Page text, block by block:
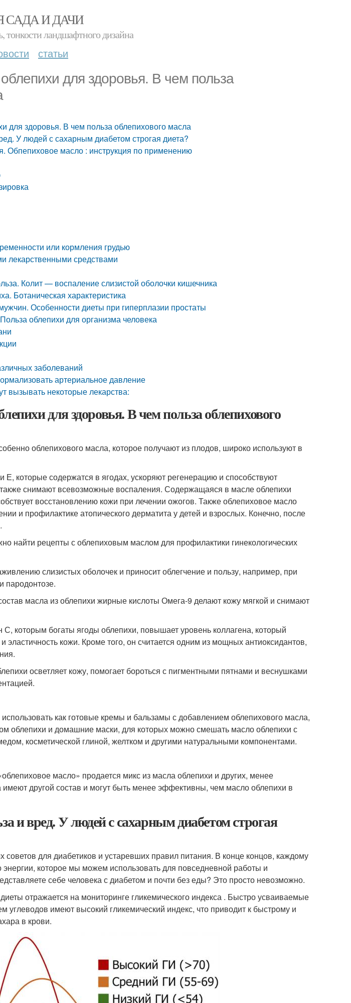
САДА И ДАЧИ
тонкости ландшафтного дизайна
статьи
для здоровья. В чем польза
для здоровья. В чем польза облепихового масла
У людей с сахарным диабетом строгая диета?
Обпепиховое масло : инструкция по применению
или кормления грудью
лекарственными средствами
Колит — воспаление слизистой оболочки кишечника
Ботаническая характеристика
Особенности диеты при гиперплазии простаты
облепихи для организма человека
заболеваний
артериальное давление
вызывать некоторые лекарства:
для здоровья. В чем польза облепихового
облепихового масла, которое получают из плодов, широко используют в
которые содержатся в ягодах, ускоряют регенерацию и способствуют
снимают всевозможные воспаления. Содержащаяся в масле облепихи
восстановлению кожи при лечении ожогов. Также облепиховое масло
и профилактике атопического дерматита у детей и взрослых. Конечно, после
найти рецепты с облепиховым маслом для профилактики гинекологических
слизистых оболочек и приносит облегчение и пользу, например, при
пародонтозе.
масла из облепихи жирные кислоты Омега-9 делают кожу мягкой и снимают
которым богаты ягоды облепихи, повышает уровень коллагена, который
и эластичность кожи. Кроме того, он считается одним из мощных антиоксидантов,
осветляет кожу, помогает бороться с пигментными пятнами и веснушками
как готовые кремы и бальзамы с добавлением облепихового масла,
облепихи и домашние маски, для которых можно смешать масло облепихи с
косметической глиной, желтком и другими натуральными компонентами.
масло» продается микс из масла облепихи и других, менее
имеют другой состав и могут быть менее эффективны, чем масло облепихи в
и вред. У людей с сахарным диабетом строгая
для диабетиков и устаревших правил питания. В конце концов, каждому
которое мы можем использовать для повседневной работы и
себе человека с диабетом и почти без еды? Это просто невозможно.
диеты отражается на мониторинге гликемического индекса . Быстро усваиваемые
углеводов имеют высокий гликемический индекс, что приводит к быстрому и
в крови.